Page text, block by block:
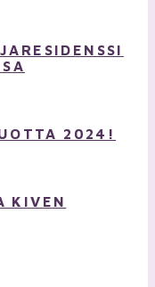
2024!
KIVEN